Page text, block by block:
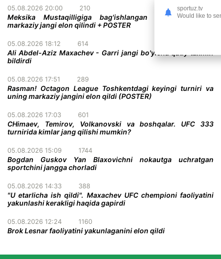
05.08.2026 20:00 210
Meksika Mustaqilligiga bag'ishlangan UFC turnirining
markaziy jangi elon qilindi + POSTER
05.08.2026 18:12 614
Ali Abdel-Aziz Maxachev - Garri jangi bo'yicha qatiy taxmin
bildirdi
05.08.2026 17:51 289
Rasman! Octagon League Toshkentdagi keyingi turniri va
uning markaziy jangini elon qildi (POSTER)
05.08.2026 17:03 601
CHimaev, Temirov, Volkanovski va boshqalar. UFC 333
turnirida kimlar jang qilishi mumkin?
05.08.2026 15:09 1744
Bogdan Guskov Yan Blaxovichni nokautga uchratgan
sportchini jangga chorladi
05.08.2026 14:33 388
"U etarlicha ish qildi". Maxachev UFC chempioni faoliyatini
yakunlashi kerakligi haqida gapirdi
05.08.2026 12:24 1160
Brok Lesnar faoliyatini yakunlaganini elon qildi
sportuz.tv
Would like to